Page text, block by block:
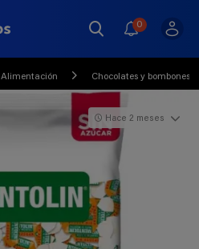
0
Alimentación Chocolates y bombones
Hace 2 meses